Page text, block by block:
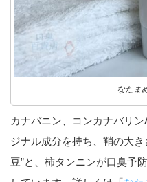
なたま
カナバニン、コンカナバリ
ジナル成分を持ち、鞘の大
豆”と、柿タンニンが口臭予